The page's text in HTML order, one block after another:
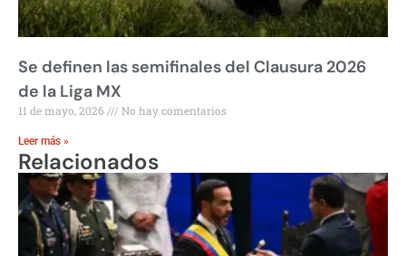
Se definen las semifinales del Clausura 2026
de la Liga MX
11 de mayo, 2026 No hay comentarios
Leer más »
Relacionados